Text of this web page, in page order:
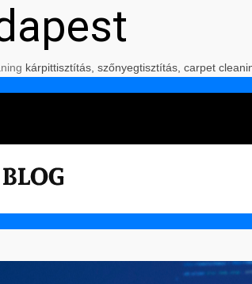
kárpittisztítás, szőnyegtisztítás, carpet